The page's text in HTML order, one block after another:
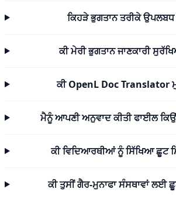
ਕਿਹੜੇ ਭੁਗਤਾਨ ਤਰੀਕੇ
ਕੀ ਮੇਰੀ ਭੁਗਤਾਨ ਜਾਣਕਾਰੀ
ਕੀ OpenL Doc Translator
ਮੈਨੂੰ ਆਪਣੀ ਅਨੁਵਾਦ ਕੀਤੀ ਫਾਈਲ ਕਿਉਂ
ਕੀ ਵਿਦਿਆਰਥੀਆਂ ਨੂੰ ਸਿੱਖਿਆ ਛੂਟ
ਕੀ ਤੁਸੀਂ ਗੈਰ-ਮੁਨਾਫਾ ਸੰਸਥਾਵਾਂ ਲਈ